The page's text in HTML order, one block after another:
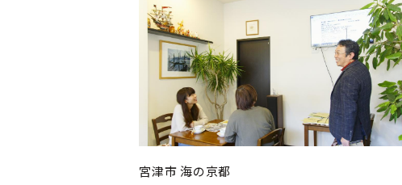
前
宮津市海の京都